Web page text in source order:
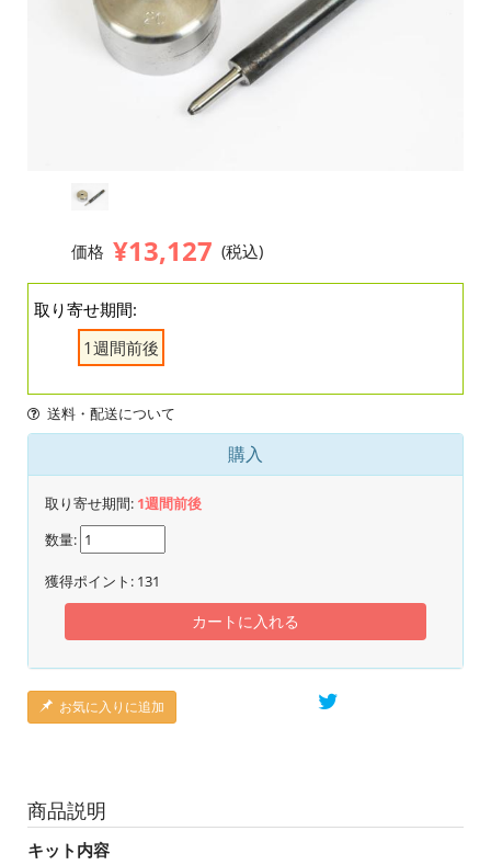
価格 ¥13,127 (税込)
取り寄せ期間:
1週間前後
送料・配送について
購入
取り寄せ期間: 1週間前後
数量:
獲得ポイント: 131
カートに入れる
お気に入りに追加
商品説明
キット内容